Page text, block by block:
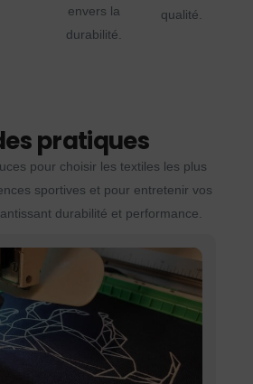
envers la
durabilité.
qualité.
pratiques
pour choisir les textiles les plus
sportives et pour entretenir vos
durabilité et performance.